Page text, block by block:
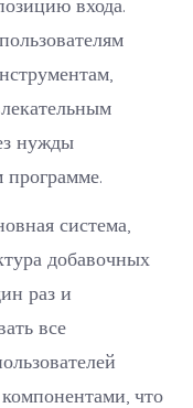
нужды
система,
добавочных
раз и
все
что